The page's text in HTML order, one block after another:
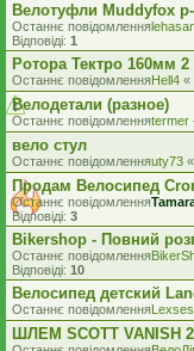
Велотуфли Muddyfox
Останнє повідомлення
Відповіді: 1
Ротора Тектро 160мм
Останнє повідомленняHell4 «
Велодетали (разное)
Останнє повідомленняtermer
вело стул
Останнє повідомленняuty73 «
Продам Велосипед
Останнє повідомлення
Відповіді: 3
Bikershop - Повний
Останнє повідомлення
Відповіді: 10
Велосипед детский
Останнє повідомленняLexses
ШЛЕМ SCOTT VANISH 2